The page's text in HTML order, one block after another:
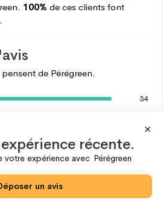
100% de ces clients font
pensent de Pérégreen.
34
0
Voir plus
récente.
votre expérience avec Pérégreen
un avis